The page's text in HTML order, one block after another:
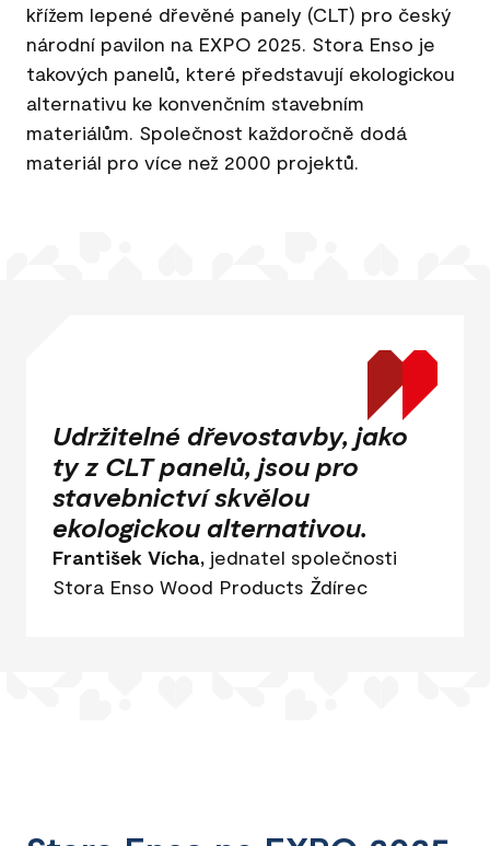
křížem lepené dřevěné panely (CLT) pro český
národní pavilon na EXPO 2025. Stora Enso je
takových panelů, které představují ekologickou
alternativu ke konvenčním stavebním
materiálům. Společnost každoročně dodá
materiál pro více než 2000 projektů.
Udržitelné dřevostavby, jako
ty z CLT panelů, jsou pro
stavebnictví skvělou
ekologickou alternativou.
František Vícha, jednatel společnosti
Stora Enso Wood Products Ždírec